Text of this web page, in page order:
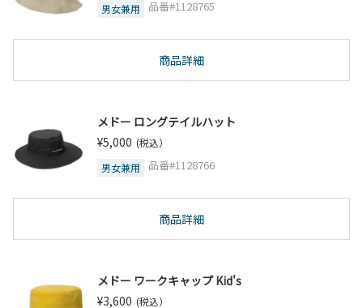
男女兼用
品番#1128765
商品詳細
メドー ロングテイルハット
¥5,000 (税込）
男女兼用
品番#1128766
商品詳細
メドー ワークキャップ Kid's
¥3,600 (税込）